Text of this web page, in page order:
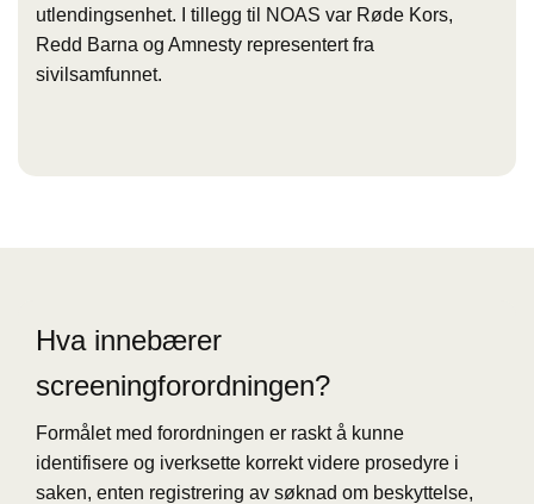
utlendingsenhet. I tillegg til NOAS var Røde Kors,
Redd Barna og Amnesty representert fra
sivilsamfunnet.
Hva innebærer
screeningforordningen?
Formålet med forordningen er raskt å kunne
identifisere og iverksette korrekt videre prosedyre i
saken, enten registrering av søknad om beskyttelse,